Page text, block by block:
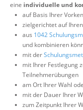
eine individuelle und
auf Basis Ihrer
zielgerichtet auf
aus 1042
und kombinieren
mit der
mit Ihrer Festlegung
Teilnehmerübungen
am Ort Ihrer Wahl
mit der Dauer Ihrer
zum Zeitpunkt Ihrer